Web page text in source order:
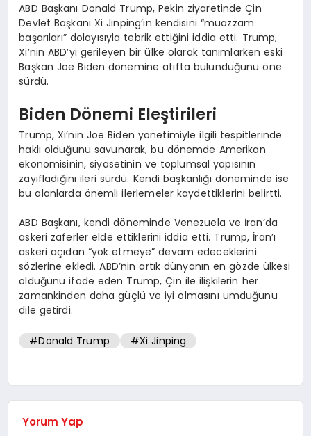
ABD Başkanı Donald Trump, Pekin ziyaretinde Çin
Devlet Başkanı Xi Jinping’in kendisini “muazzam
başarıları” dolayısıyla tebrik ettiğini iddia etti. Trump,
Xi’nin ABD’yi gerileyen bir ülke olarak tanımlarken eski
Başkan Joe Biden dönemine atıfta bulunduğunu öne
sürdü.
Biden Dönemi Eleştirileri
Trump, Xi’nin Joe Biden yönetimiyle ilgili tespitlerinde
haklı olduğunu savunarak, bu dönemde Amerikan
ekonomisinin, siyasetinin ve toplumsal yapısının
zayıfladığını ileri sürdü. Kendi başkanlığı döneminde ise
bu alanlarda önemli ilerlemeler kaydettiklerini belirtti.
ABD Başkanı, kendi döneminde Venezuela ve İran’da
askeri zaferler elde ettiklerini iddia etti. Trump, İran’ı
askeri açıdan “yok etmeye” devam edeceklerini
sözlerine ekledi. ABD’nin artık dünyanın en gözde ülkesi
olduğunu ifade eden Trump, Çin ile ilişkilerin her
zamankinden daha güçlü ve iyi olmasını umduğunu
dile getirdi.
#Donald Trump #Xi Jinping
Yorum Yap